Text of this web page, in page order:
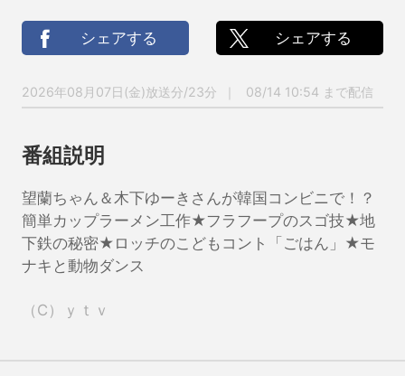
シェアする シェアする
2026年08月07日(金)放送分/23分 08/14 10:54 まで配信
番組説明
望蘭ちゃん＆木下ゆーきさんが韓国コンビニで！？
簡単カップラーメン工作★フラフープのスゴ技★地
下鉄の秘密★ロッチのこどもコント「ごはん」★モ
ナキと動物ダンス
（C）ｙｔｖ